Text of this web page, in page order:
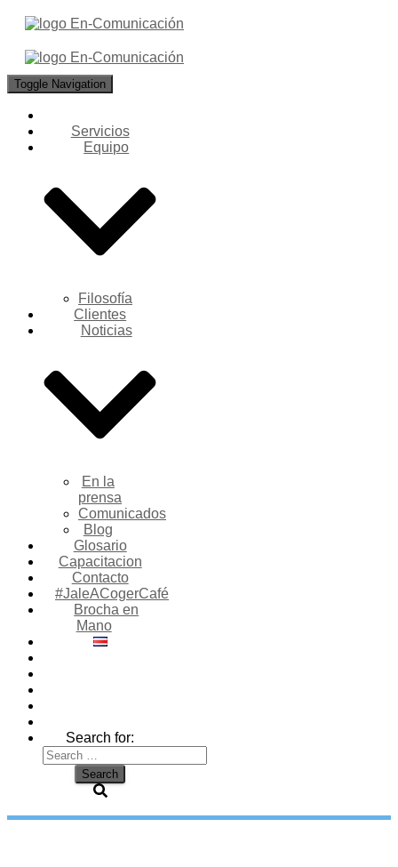
Toggle Navigation
Servicios
Equipo
Filosofía
Clientes
Noticias
En la
prensa
Comunicados
Blog
Glosario
Capacitacion
Contacto
#JaleACogerCafé
Brocha en
Mano
Search for: